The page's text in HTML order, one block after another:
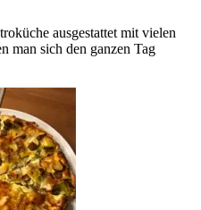
ausgestattet mit vielen
man sich den ganzen Tag